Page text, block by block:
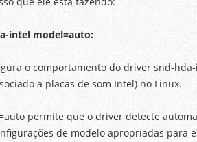
intel model=auto:
o comportamento do driver snd-
a placas de som Intel) no Linux.
permite que o driver detecte
de modelo apropriadas para